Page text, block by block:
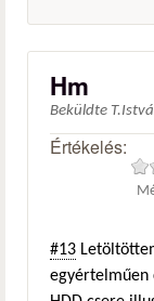
Hm
Beküldte
Értékelés:
#13
egyértelműen